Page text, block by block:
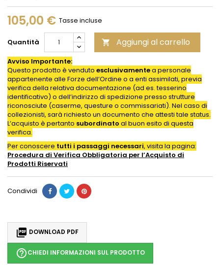
105,00 € Tasse incluse
Quantità  Aggiungi al carrello
Avviso Importante:
Questo prodotto è venduto esclusivamentea personale
appartenente alle Forze dell’Ordine o a enti assimilati, previa
verifica della relativa documentazione (ad es. tesserino
identificativo) o dell’indirizzo di spedizione presso strutture
riconosciute (caserme, questure o commissariati). Nel caso di
collezionisti, sarà richiesto un documento che attesti tale status.
L’acquisto è pertanto subordinato al buon esito di questa
verifica.
Per conoscere tutti i passaggi necessari, visita la pagina:
Procedura di Verifica Obbligatoria per l’Acquisto di
Prodotti Riservati
Condividi
 DOWNLOAD PDF
help_outlineCHIEDI INFORMAZIONI SUL PRODOTTO